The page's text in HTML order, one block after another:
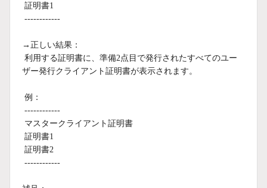
証明書1
------------
→正しい結果：
利用する証明書に、準備2点目で発行されたすべてのユー
ザー発行クライアント証明書が表示されます。
例：
------------
マスタークライアント証明書
証明書1
証明書2
------------